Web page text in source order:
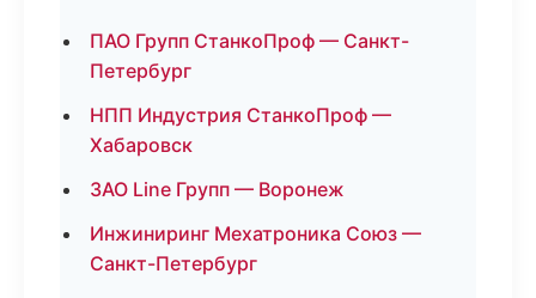
ПАО Групп СтанкоПроф — Санкт-
Петербург
НПП Индустрия СтанкоПроф —
Хабаровск
ЗАО Line Групп — Воронеж
Инжиниринг Мехатроника Союз —
Санкт-Петербург